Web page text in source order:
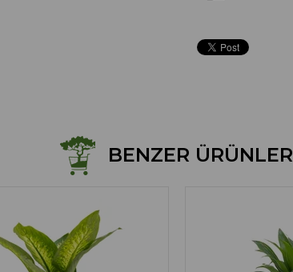
BENZER ÜRÜNLER